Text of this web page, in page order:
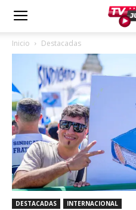
Inicio Destacadas
DESTACADAS INTERNACIONAL